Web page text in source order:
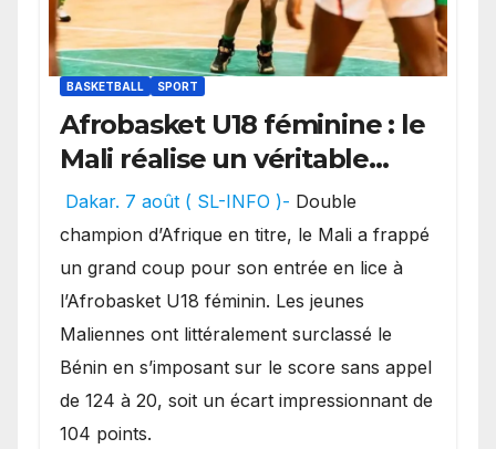
BASKETBALL SPORT
Afrobasket U18 féminine : le
Mali réalise un véritable
festival offensif et inflige
une lourde défaite au
Bénin.
Dakar. 7 août ( SL-INFO )- Double
champion d’Afrique en titre, le Mali a frappé
un grand coup pour son entrée en lice à
l’Afrobasket U18 féminin. Les jeunes
Maliennes ont littéralement surclassé le
Bénin en s’imposant sur le score sans appel
de 124 à 20, soit un écart impressionnant de
104 points.